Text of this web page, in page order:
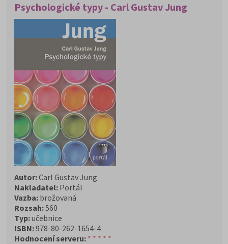
Psychologické typy - Carl Gustav Jung
Autor:Carl Gustav Jung
Nakladatel: Portál
Vazba: brožovaná
Rozsah:560
Typ:učebnice
ISBN:978-80-262-1654-4
Hodnocení serveru: * * * * *